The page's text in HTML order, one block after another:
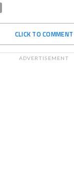
CLICK TO COMMENT
ADVERTISEMENT